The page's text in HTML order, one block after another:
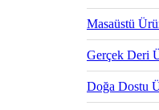
Masaüstü
Gerçek Deri
Doğa Dostu